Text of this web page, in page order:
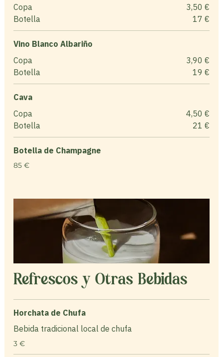
Copa
3,50 €
Botella
17 €
Vino Blanco Albariño
Copa
3,90 €
Botella
19 €
Cava
Copa
4,50 €
Botella
21 €
Botella de Champagne
85 €
Refrescos y Otras Bebidas
Horchata de Chufa
Bebida tradicional local de chufa
3 €